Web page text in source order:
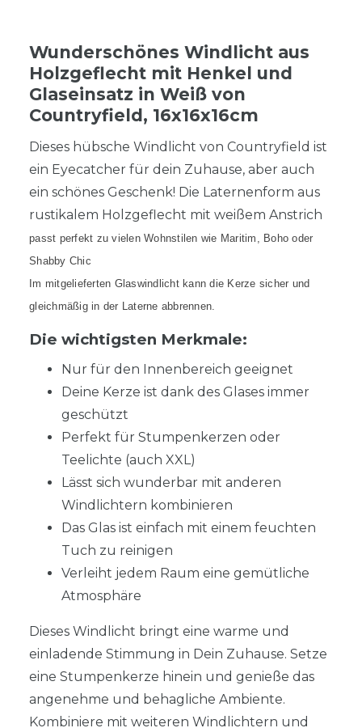
Wunderschönes Windlicht aus
Holzgeflecht mit Henkel und
Glaseinsatz in Weiß von
Countryfield, 16x16x16cm
Dieses hübsche Windlicht von Countryfield ist
ein Eyecatcher für dein Zuhause, aber auch
ein schönes Geschenk! Die Laternenform aus
rustikalem Holzgeflecht mit weißem Anstrich
passt perfekt zu vielen Wohnstilen wie Maritim, Boho oder
Shabby Chic
Im mitgelieferten Glaswindlicht kann die Kerze sicher und
gleichmäßig in der Laterne abbrennen.
Die wichtigsten Merkmale:
Nur für den Innenbereich geeignet
Deine Kerze ist dank des Glases immer
geschützt
Perfekt für Stumpenkerzen oder
Teelichte (auch XXL)
Lässt sich wunderbar mit anderen
Windlichtern kombinieren
Das Glas ist einfach mit einem feuchten
Tuch zu reinigen
Verleiht jedem Raum eine gemütliche
Atmosphäre
Dieses Windlicht bringt eine warme und
einladende Stimmung in Dein Zuhause. Setze
eine Stumpenkerze hinein und genieße das
angenehme und behagliche Ambiente.
Kombiniere mit weiteren Windlichtern und